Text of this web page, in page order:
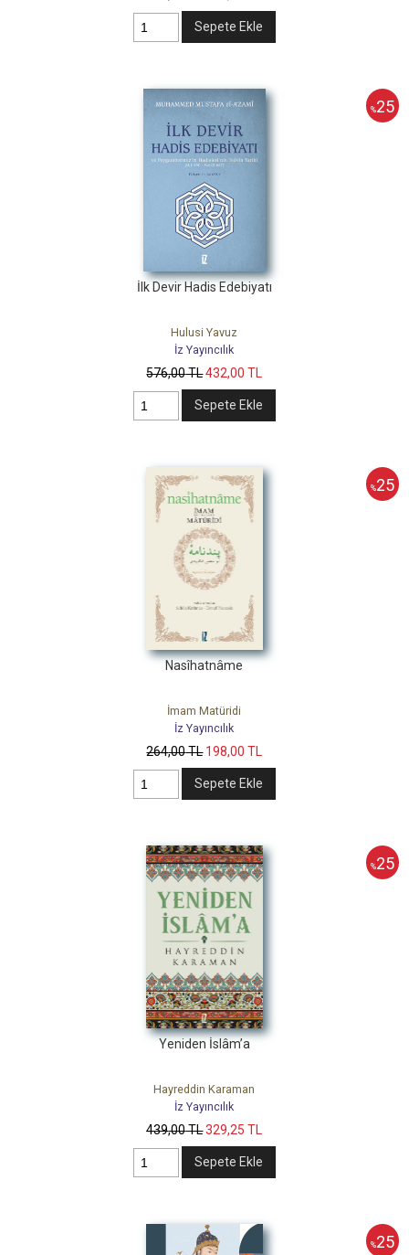
Sepete Ekle
%25
İlk Devir Hadis Edebiyatı
Hulusi Yavuz
İz Yayıncılık
576,00TL432,00 TL
Sepete Ekle
%25
Nasîhatnâme
İmam Matüridi
İz Yayıncılık
264,00TL 198,00 TL
Sepete Ekle
%25
Yeniden İslâm’a
Hayreddin Karaman
İz Yayıncılık
439,00TL329,25 TL
Sepete Ekle
%25